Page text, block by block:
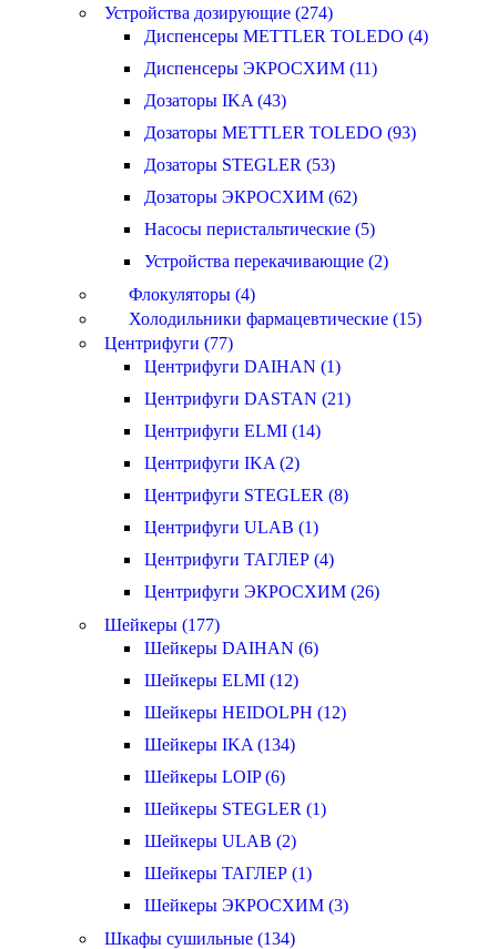
Устройства дозирующие (274)
Диспенсеры METTLER TOLEDO (4)
Диспенсеры ЭКРОСХИМ (11)
Дозаторы IKA (43)
Дозаторы METTLER TOLEDO (93)
Дозаторы STEGLER (53)
Дозаторы ЭКРОСХИМ (62)
Насосы перистальтические (5)
Устройства перекачивающие (2)
Флокуляторы (4)
Холодильники фармацевтические (15)
Центрифуги (77)
Центрифуги DAIHAN (1)
Центрифуги DASTAN (21)
Центрифуги ELMI (14)
Центрифуги IKA (2)
Центрифуги STEGLER (8)
Центрифуги ULAB (1)
Центрифуги ТАГЛЕР (4)
Центрифуги ЭКРОСХИМ (26)
Шейкеры (177)
Шейкеры DAIHAN (6)
Шейкеры ELMI (12)
Шейкеры HEIDOLPH (12)
Шейкеры IKA (134)
Шейкеры LOIP (6)
Шейкеры STEGLER (1)
Шейкеры ULAB (2)
Шейкеры ТАГЛЕР (1)
Шейкеры ЭКРОСХИМ (3)
Шкафы сушильные (134)